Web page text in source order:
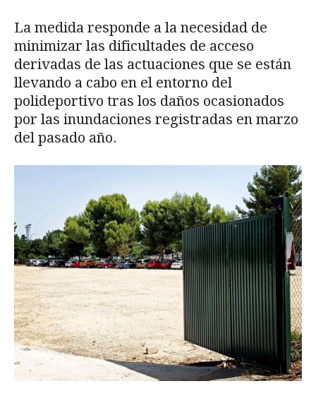
La medida responde a la necesidad de
minimizar las dificultades de acceso
derivadas de las actuaciones que se están
llevando a cabo en el entorno del
polideportivo tras los daños ocasionados
por las inundaciones registradas en marzo
del pasado año.